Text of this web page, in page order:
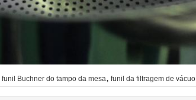
funil Buchner do tampo da mesa, funil da filtragem de vácuo